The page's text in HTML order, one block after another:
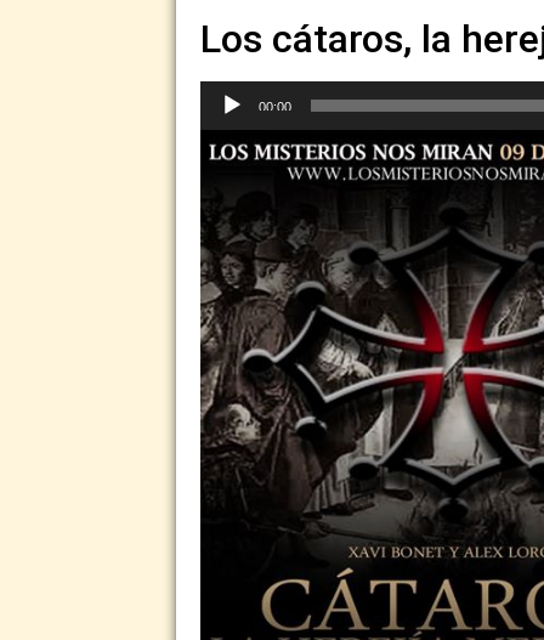
Los cátaros, la
Reproductor
de
audio
00:00